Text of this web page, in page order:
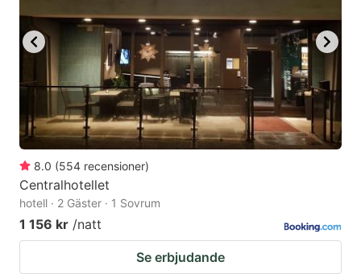
8.0 (554 recensioner)
Centralhotellet
hotell · 2 Gäster · 1 Sovrum
1 156 kr /natt
Se erbjudande